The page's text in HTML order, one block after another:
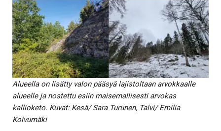
Alueella on lisätty valon pääsyä lajistoltaan arvokkaalle
alueelle ja nostettu esiin maisemallisesti arvokas
kallioketo. Kuvat: Kesä/ Sara Turunen, Talvi/ Emilia
Koivumäki